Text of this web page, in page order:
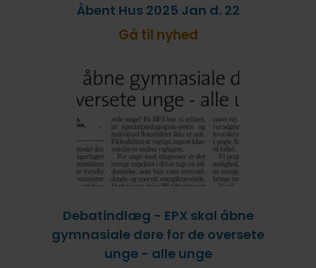
Åbent Hus 2025 Jan d. 22
Gå til nyhed
Debatindlæg - EPX skal åbne
gymnasiale døre for de oversete
unge - alle unge